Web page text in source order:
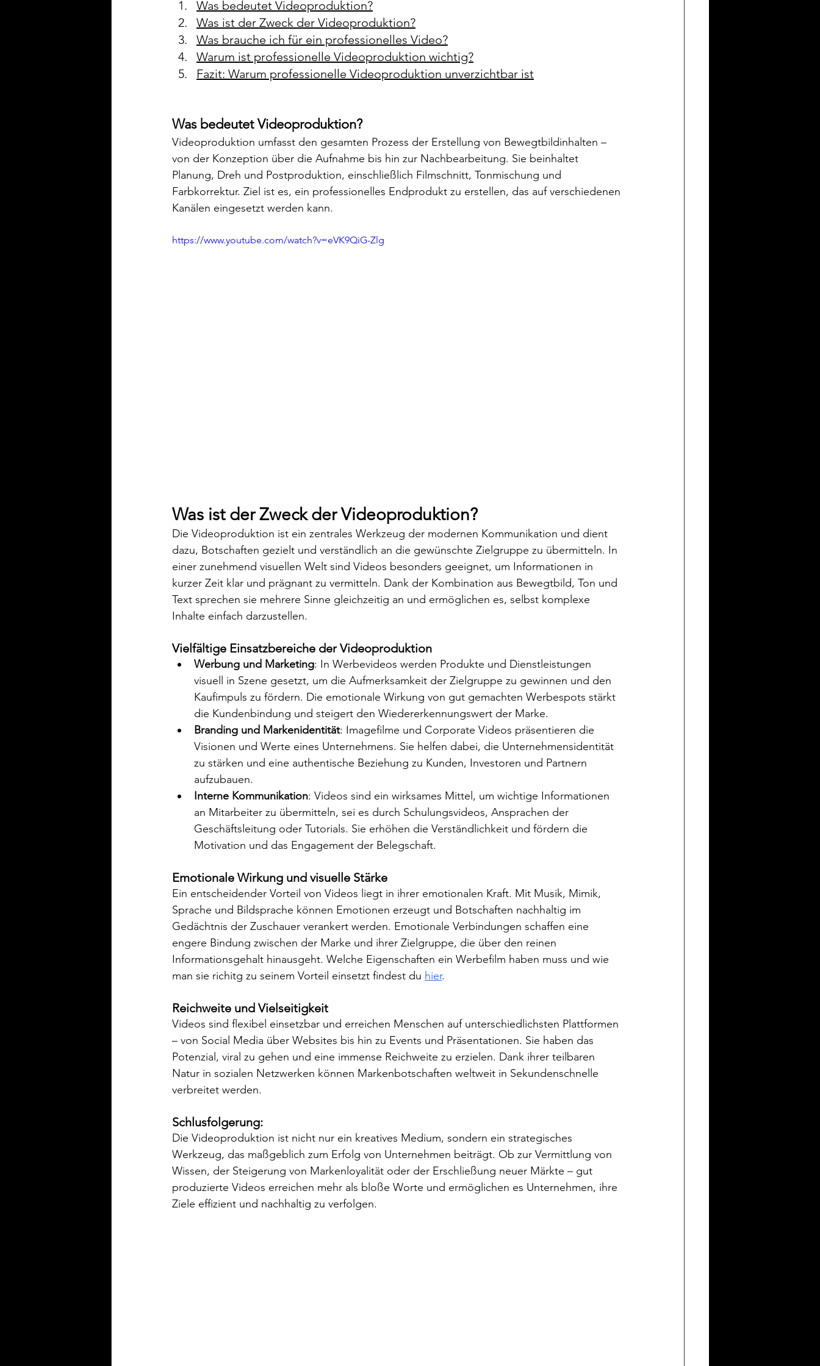
Was bedeutet Videoproduktion?
Was ist der Zweck der Videoproduktion?
Was brauche ich für ein professionelles Video?
Warum ist professionelle Videoproduktion wichtig?
Fazit: Warum professionelle Videoproduktion unverzichtbar ist
Was bedeutet Videoproduktion?
Videoproduktion umfasst den gesamten Prozess der Erstellung von Bewegtbildinhalten –
von der Konzeption über die Aufnahme bis hin zur Nachbearbeitung. Sie beinhaltet
Planung, Dreh und Postproduktion, einschließlich Filmschnitt, Tonmischung und
Farbkorrektur. Ziel ist es, ein professionelles Endprodukt zu erstellen, das auf verschiedenen
Kanälen eingesetzt werden kann.
https://www.youtube.com/watch?v=eVK9QiG-Zlg
Was ist der Zweck der Videoproduktion?
Die Videoproduktion ist ein zentrales Werkzeug der modernen Kommunikation und dient
dazu, Botschaften gezielt und verständlich an die gewünschte Zielgruppe zu übermitteln. In
einer zunehmend visuellen Welt sind Videos besonders geeignet, um Informationen in
kurzer Zeit klar und prägnant zu vermitteln. Dank der Kombination aus Bewegtbild, Ton und
Text sprechen sie mehrere Sinne gleichzeitig an und ermöglichen es, selbst komplexe
Inhalte einfach darzustellen.
Vielfältige Einsatzbereiche der Videoproduktion
Werbung und Marketing: In Werbevideos werden Produkte und Dienstleistungen
visuell in Szene gesetzt, um die Aufmerksamkeit der Zielgruppe zu gewinnen und den
Kaufimpuls zu fördern. Die emotionale Wirkung von gut gemachten Werbespots stärkt
die Kundenbindung und steigert den Wiedererkennungswert der Marke.
Branding und Markenidentität: Imagefilme und Corporate Videos präsentieren die
Visionen und Werte eines Unternehmens. Sie helfen dabei, die Unternehmensidentität
zu stärken und eine authentische Beziehung zu Kunden, Investoren und Partnern
aufzubauen.
Interne Kommunikation: Videos sind ein wirksames Mittel, um wichtige Informationen
an Mitarbeiter zu übermitteln, sei es durch Schulungsvideos, Ansprachen der
Geschäftsleitung oder Tutorials. Sie erhöhen die Verständlichkeit und fördern die
Motivation und das Engagement der Belegschaft.
Emotionale Wirkung und visuelle Stärke
Ein entscheidender Vorteil von Videos liegt in ihrer emotionalen Kraft. Mit Musik, Mimik,
Sprache und Bildsprache können Emotionen erzeugt und Botschaften nachhaltig im
Gedächtnis der Zuschauer verankert werden. Emotionale Verbindungen schaffen eine
engere Bindung zwischen der Marke und ihrer Zielgruppe, die über den reinen
Informationsgehalt hinausgeht. Welche Eigenschaften ein Werbefilm haben muss und wie
man sie richitg zu seinem Vorteil einsetzt findest du hier.
Reichweite und Vielseitigkeit
Videos sind flexibel einsetzbar und erreichen Menschen auf unterschiedlichsten Plattformen
– von Social Media über Websites bis hin zu Events und Präsentationen. Sie haben das
Potenzial, viral zu gehen und eine immense Reichweite zu erzielen. Dank ihrer teilbaren
Natur in sozialen Netzwerken können Markenbotschaften weltweit in Sekundenschnelle
verbreitet werden.
Schlusfolgerung:
Die Videoproduktion ist nicht nur ein kreatives Medium, sondern ein strategisches
Werkzeug, das maßgeblich zum Erfolg von Unternehmen beiträgt. Ob zur Vermittlung von
Wissen, der Steigerung von Markenloyalität oder der Erschließung neuer Märkte – gut
produzierte Videos erreichen mehr als bloße Worte und ermöglichen es Unternehmen, ihre
Ziele effizient und nachhaltig zu verfolgen.